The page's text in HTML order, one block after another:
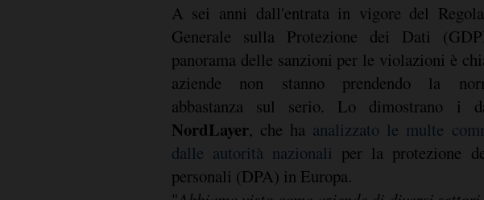
A sei anni dall'entrata in vigore del
Generale sulla Protezione dei Dati
panorama delle sanzioni per le violazioni è
aziende non stanno prendendo la
abbastanza sul serio. Lo dimostrano i
NordLayer, che ha analizzato le multe
dalle autorità nazionali per la protezione
personali (DPA) in Europa.